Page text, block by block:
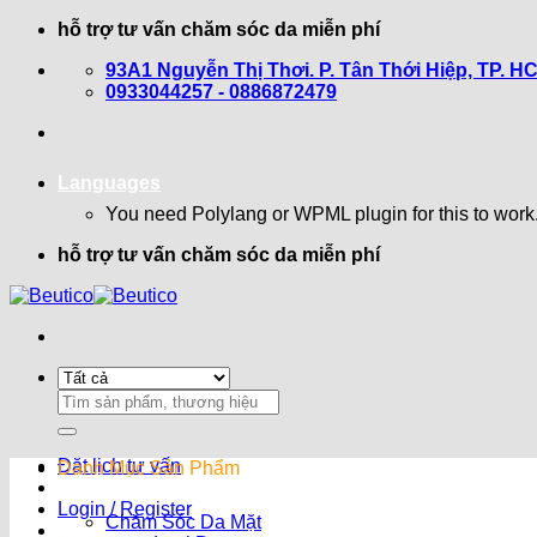
hỗ trợ tư vấn chăm sóc da miễn phí
93A1 Nguyễn Thị Thơi. P. Tân Thới Hiệp, TP.
0933044257 - 0886872479
Languages
You need Polylang or WPML plugin for this to
hỗ trợ tư vấn chăm sóc da miễn phí
Search
for:
Đặt lịch tư vấn
Login / Register
Danh Mục Sản Phẩm
Chăm Sóc Da Mặt